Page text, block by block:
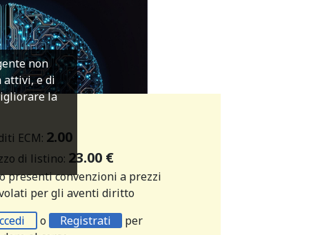
ECM: 2.00
di listino: 23.00 €
presenti convenzioni a prezzi
per gli aventi diritto
o Registrati
per
non
attivi, e di
la